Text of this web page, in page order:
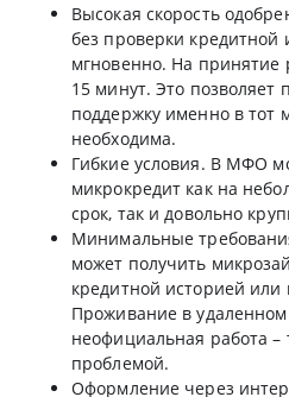
Высокая скорость
без проверки кредитной
мгновенно. На
15 минут. Это позволяет
поддержку именно в тот
необходима.
Гибкие условия. В МФО
микрокредит как на
срок, так и довольно
Минимальные
может получить
кредитной историей или
Проживание в
неофициальная работа –
проблемой.
Оформление через